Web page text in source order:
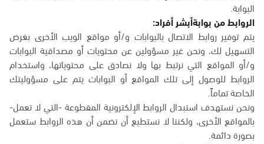
البوابة.
الروابط من بوابةأبشر أفراد:
يتم توفير روابط الاتصال بالبوابات و/أو مواقع الويب الأخرى بغرض
التسهيل لك، ونحن غير مسؤولين عن محتويات أو مصداقية البوابات
و/أو المواقع التي نرتبط بها ولا نصادق على محتوياتها، واستخدام
الروابط للوصول إلى تلك المواقع أو البوابات يتم على مسؤوليتك
الخاصة تماماً.
ونحن نستهدف استبدال الروابط الإلكترونية المقطوعة -التي لا تعمل-
بالمواقع الأخرى، ولكننا لا نستطيع أن نضمن أن هذه الروابط ستعمل
بصورة دائمة.